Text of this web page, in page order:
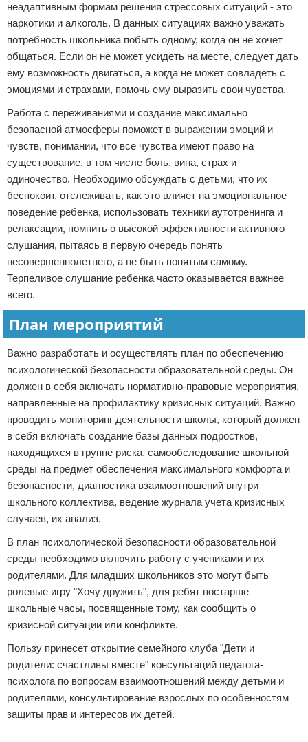
неадаптивным формам решения стрессовых ситуаций - это
наркотики и алкоголь. В данных ситуациях важно уважать
потребность школьника побыть одному, когда он не хочет
общаться. Если он не может усидеть на месте, следует дать
ему возможность двигаться, а когда не может совладеть с
эмоциями и страхами, помочь ему выразить свои чувства.
Работа с переживаниями и создание максимально
безопасной атмосферы поможет в выражении эмоций и
чувств, понимании, что все чувства имеют право на
существование, в том числе боль, вина, страх и
одиночество. Необходимо обсуждать с детьми, что их
беспокоит, отслеживать, как это влияет на эмоциональное
поведение ребенка, использовать техники аутотренинга и
релаксации, помнить о высокой эффективности активного
слушания, пытаясь в первую очередь понять
несовершеннолетнего, а не быть понятым самому.
Терпеливое слушание ребенка часто оказывается важнее
всего.
План мероприятий
Важно разработать и осуществлять план по обеспечению
психологической безопасности образовательной среды. Он
должен в себя включать нормативно-правовые мероприятия,
направленные на профилактику кризисных ситуаций. Важно
проводить мониторинг деятельности школы, который должен
в себя включать создание базы данных подростков,
находящихся в группе риска, самообследование школьной
среды на предмет обеспечения максимального комфорта и
безопасности, диагностика взаимоотношений внутри
школьного коллектива, ведение журнала учета кризисных
случаев, их анализ.
В план психологической безопасности образовательной
среды необходимо включить работу с учениками и их
родителями. Для младших школьников это могут быть
ролевые игру "Хочу дружить", для ребят постарше –
школьные часы, посвященные тому, как сообщить о
кризисной ситуации или конфликте.
Пользу принесет открытие семейного клуба "Дети и
родители: счастливы вместе" консультаций педагога-
психолога по вопросам взаимоотношений между детьми и
родителями, консультирование взрослых по особенностям
защиты прав и интересов их детей.